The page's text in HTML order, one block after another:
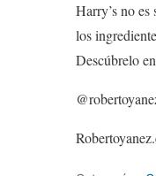
Harry’s no
los
Descúbrelo